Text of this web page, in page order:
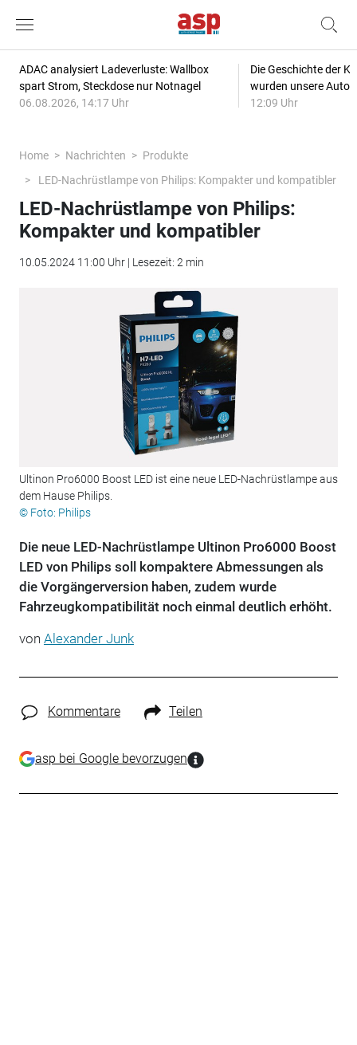
ADAC analysiert Ladeverluste: Wallbox
spart Strom, Steckdose nur Notnagel
06.08.2026, 14:17 Uhr
Die Geschichte der
wurden unsere
12:09 Uhr
Home Nachrichten
Produkte
LED-Nachrüstlampe von Philips: Kompakter und kompatibler
LED-Nachrüstlampe von Philips:
Kompakter und kompatibler
10.05.2024 11:00 Uhr | Lesezeit: 2 min
Ultinon Pro6000 Boost LED ist eine neue LED-Nachrüstlampe aus
dem Hause Philips.
© Foto: Philips
Die neue LED-Nachrüstlampe Ultinon Pro6000 Boost
LED von Philips soll kompaktere Abmessungen als
die Vorgängerversion haben, zudem wurde
Fahrzeugkompatibilität noch einmal deutlich erhöht.
von Alexander Junk
Kommentare Teilen
asp bei Google bevorzugen